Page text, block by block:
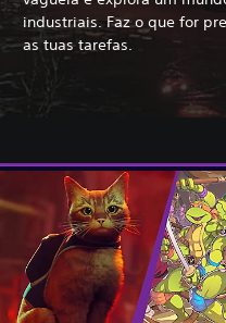
industriais. Faz o que for
as tuas tarefas.